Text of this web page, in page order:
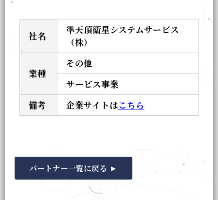
社名
準天頂衛星システムサービス
（株）
業種
その他
サービス事業
備考
企業サイトはこちら
パートナー一覧に戻る